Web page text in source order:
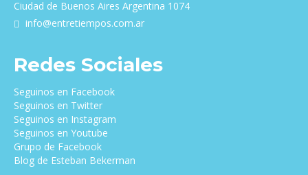
Ciudad de Buenos Aires Argentina 1074
info@entretiempos.com.ar
Redes Sociales
Seguinos en Facebook
Seguinos en Twitter
Seguinos en Instagram
Seguinos en Youtube
Grupo de Facebook
Blog de Esteban Bekerman